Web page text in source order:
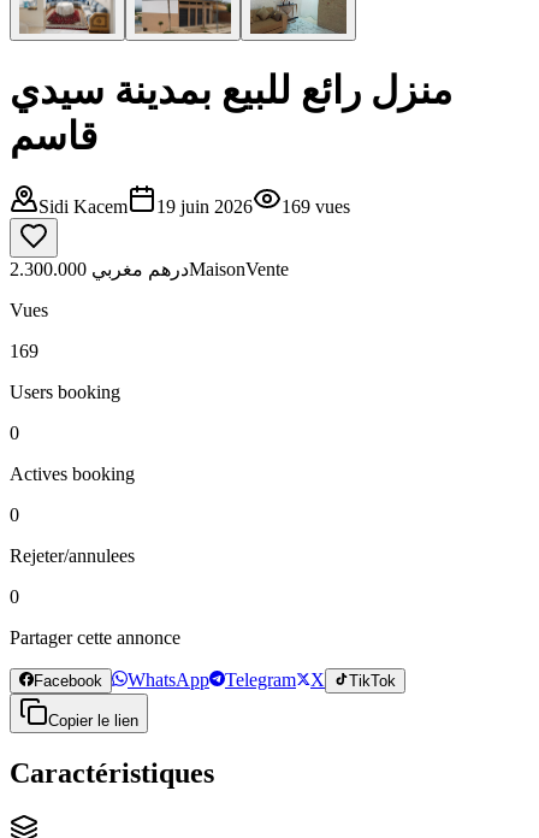
منزل رائع للبيع بمدينة سيدي
قاسم
Sidi Kacem 19 juin 2026 169 vues
2.300.000 درهم مغربيMaisonVente
Vues
169
Users booking
0
Actives booking
0
Rejeter/annulees
0
Partager cette annonce
Facebook WhatsApp Telegram X TikTok
Copier le lien
Caractéristiques